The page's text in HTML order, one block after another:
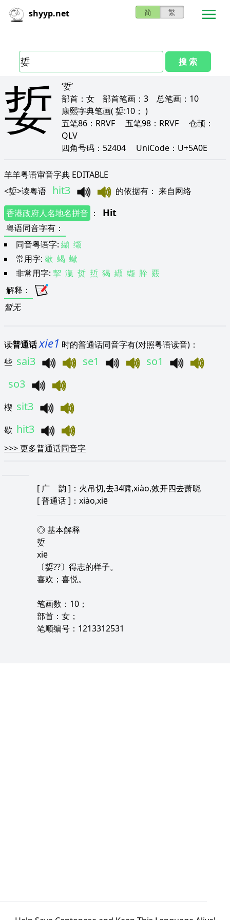
shyyp.net 简 繁
搜 索
娎
‘娎’
部首： 女 部首笔画： 3 总笔画： 10
康熙字典笔画( 娎:10； )
五笔86： RRVF 五笔98： RRVF 仓颉：
QLV
四角号码： 52404 UniCode： U+5A0E
羊羊粤语审音字典 EDITABLE
<娎>读粤语 hit3 的依据有 ： 来自网络
香港政府人名地名拼音 ： Hit
粤语同音字有 ：
同音粤语字: 纈 缬
常用字: 歇 蝎 蠍
非常用字: 挈 滊 烲 焎 猲 纈 缬 肸 覈
解释 ：
暂无
读普通话xie1 时的普通话同音字有(对照粤语读音)：
些 sai3 se1
so1
so3
楔 sit3
歇 hit3
>>>更多普通话同音字
[ 广 韵 ]：火吊切,去34啸,xiào,效开四去萧晓
[普通话]：xiào,xiē
◎ 基本解释
娎
xiē
〔娎??〕得志的样子。
喜欢；喜悦。
笔画数：10；
部首：女；
笔顺编号：1213312531